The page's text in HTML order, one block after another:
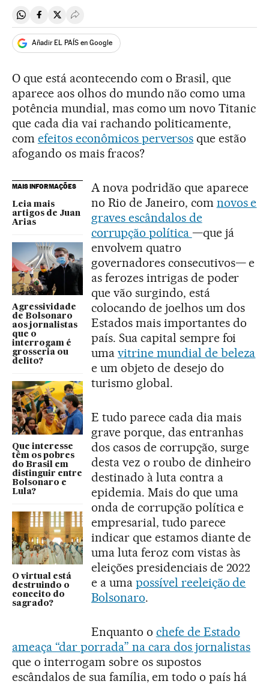
Compartir en Whatsapp
Compartir en Facebook
Compartir en Twitter
Desplegar Redes Sociales
Añadir EL PAÍS en Google
O que está acontecendo com o Brasil, que
aparece aos olhos do mundo não como uma
potência mundial, mas como um novo Titanic
que cada dia vai rachando politicamente,
com efeitos econômicos perversos que estão
afogando os mais fracos?
MAIS INFORMAÇÕES
Leia mais
artigos de Juan
Arias
Agressividade
de Bolsonaro
aos jornalistas
que o
interrogam é
grosseria ou
delito?
Que interesse
têm os pobres
do Brasil em
distinguir entre
Bolsonaro e
Lula?
O virtual está
destruindo o
conceito do
sagrado?
A nova podridão que aparece
no Rio de Janeiro, com novos e
graves escândalos de
corrupção política —que já
envolvem quatro
governadores consecutivos— e
as ferozes intrigas de poder
que vão surgindo, está
colocando de joelhos um dos
Estados mais importantes do
país. Sua capital sempre foi
uma vitrine mundial de beleza
e um objeto de desejo do
turismo global.
E tudo parece cada dia mais
grave porque, das entranhas
dos casos de corrupção, surge
desta vez o roubo de dinheiro
destinado à luta contra a
epidemia. Mais do que uma
onda de corrupção política e
empresarial, tudo parece
indicar que estamos diante de
uma luta feroz com vistas às
eleições presidenciais de 2022
e a uma possível reeleição de
Bolsonaro.
Enquanto o chefe de Estado
ameaça “dar porrada” na cara dos jornalistas
que o interrogam sobre os supostos
escândalos de sua família, em todo o país há